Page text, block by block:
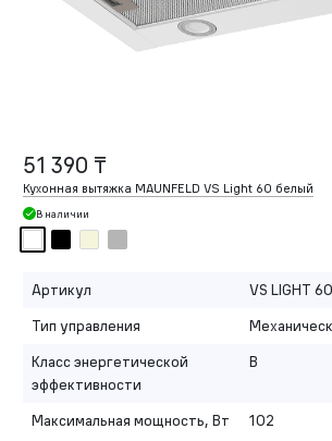
51 390 ₸
Кухонная вытяжка MAUNFELD VS Light 60 белый
В наличии
Артикул
VS LIGHT
Тип управления
Класс энергетической
эффективности
B
Максимальная мощность, Вт 102